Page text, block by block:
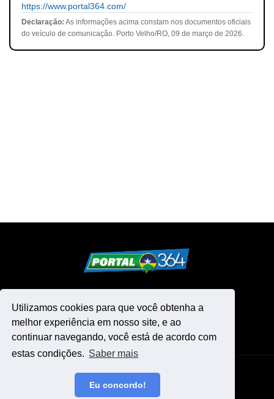
Utilizamos cookies para que você obtenha a
melhor experiência em nosso site, e ao
continuar navegando, você está de acordo com
estas condições. Saber mais
Eu concordo!
https://www.portal364.com/
Declaração: As informações acima constam nos documentos oficiais
do veículo de comunicação. Porto Velho/RO, 09 de março de 2026.
Blogger Templates
Início